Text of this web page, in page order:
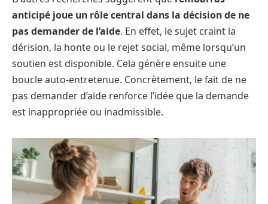
anticipé joue un rôle central dans la décision de ne
pas demander de l’aide. En effet, le sujet craint la
dérision, la honte ou le rejet social, même lorsqu’un
soutien est disponible. Cela génère ensuite une
boucle auto-entretenue. Concrètement, le fait de ne
pas demander d’aide renforce l’idée que la demande
est inappropriée ou inadmissible.